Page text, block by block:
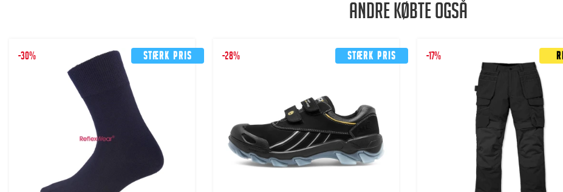
Andre købte også
Stærk pris
-30% Stærk pris
-28% -17%